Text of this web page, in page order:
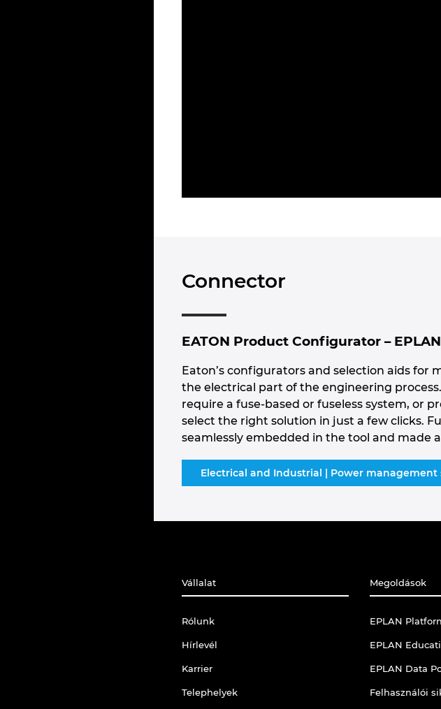
Connector
EATON Product Configurator –
Eaton’s configurators and selection aids
the electrical part of the engineering
require a fuse-based or fuseless system, or
select the right solution in just a few clicks.
seamlessly embedded in the tool and made
Electrical and Industrial | Power management
Vállalat
Rólunk
Hírlevél
Karrier
Telephelyek
Megoldások
EPLAN
EPLAN
EPLAN Data
Felhasználói